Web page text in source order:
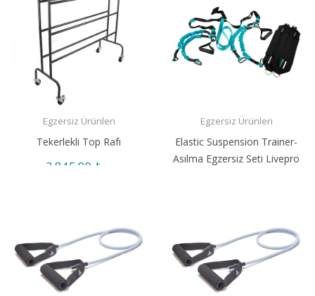
Egzersiz Ürünleri
Tekerlekli Top Rafı
3.845,99 ₺
Egzersiz Ürünleri
Elastic Suspension Trainer-
Asılma Egzersiz Seti Livepro